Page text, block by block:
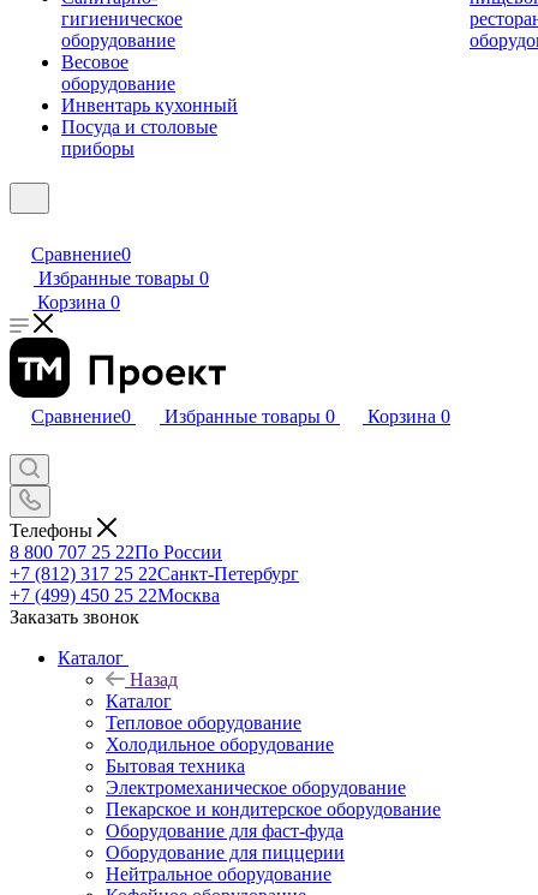
гигиеническое
оборудование
Весовое
оборудование
Инвентарь кухонный
Посуда и столовые
приборы
Сравнение0
Избранные товары 0
Корзина 0
Сравнение0 Избранные товары 0 Корзина 0
Телефоны
8 800 707 25 22По России
+7 (812) 317 25 22Санкт-Петербург
+7 (499) 450 25 22Москва
Заказать звонок
Каталог
Назад
Каталог
Тепловое оборудование
Холодильное оборудование
Бытовая техника
Электромеханическое оборудование
Пекарское и кондитерское оборудование
Оборудование для фаст-фуда
Оборудование для пиццерии
Нейтральное оборудование